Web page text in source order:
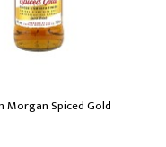
Morgan Spiced Gold